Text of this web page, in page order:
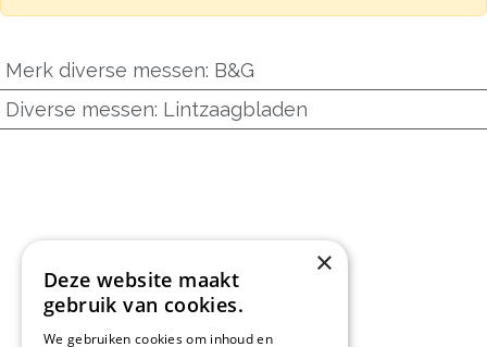
Merk diverse messen: B&G
Diverse messen: Lintzaagbladen
×
Deze website maakt
gebruik van cookies.
We gebruiken cookies om inhoud en